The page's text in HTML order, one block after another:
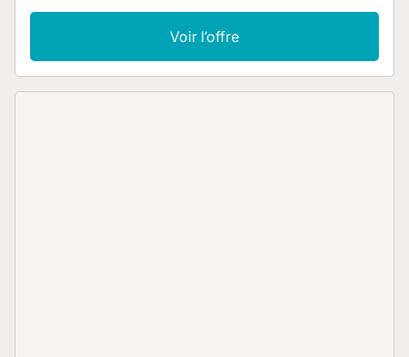
Vous bénéficiez également du Wi-Fi haut débit, adapté
aux appels vidéo. Un lit bébé est disponible. Un animal de
compagnie est accepté. Ce logement ne dispose pas de
climatisation....
Voir l’offre